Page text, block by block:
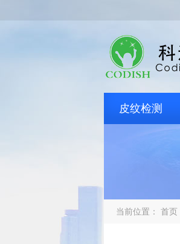
皮纹检测
当前位置： 首页